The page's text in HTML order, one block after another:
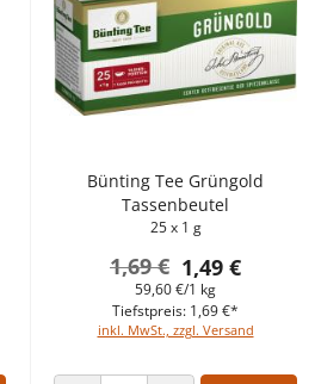
Bünting Tee Grüngold
Tassenbeutel
25 x 1 g
1,49 €
1,69 €
59,60 €/1 kg
inkl. MwSt., zzgl. Versand
Tiefstpreis: 1,69 €*